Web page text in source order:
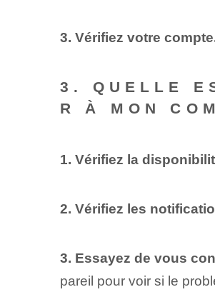
3. Vérifiez votre
3. QUELLE
R À MON
1. Vérifiez la
2. Vérifiez les
3. Essayez de vous
pareil pour voir si le